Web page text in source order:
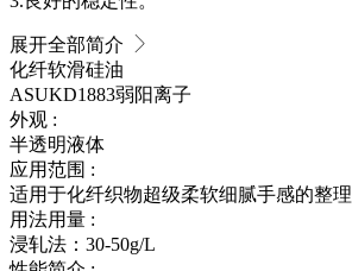
展开全部简介
化纤软滑硅油
ASUKD1883弱阳离子
外观 :
半透明液体
应用范围 :
适用于化纤织物超级柔软细腻手感的整理
用法用量 :
浸轧法：30-50g/L